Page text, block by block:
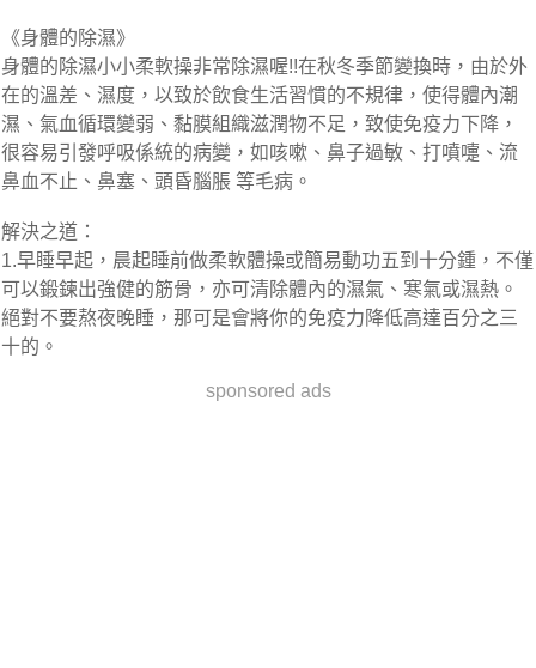
《身體的除濕》
身體的除濕小小柔軟操非常除濕喔!!在秋冬季節變換時，由於外
在的溫差、濕度，以致於飲食生活習慣的不規律，使得體內潮
濕、氣血循環變弱、黏膜組織滋潤物不足，致使免疫力下降，
很容易引發呼吸係統的病變，如咳嗽、鼻子過敏、打噴嚏、流
鼻血不止、鼻塞、頭昏腦脹 等毛病。
解決之道：
1.早睡早起，晨起睡前做柔軟體操或簡易動功五到十分鍾，不僅
可以鍛鍊出強健的筋骨，亦可清除體內的濕氣、寒氣或濕熱。
絕對不要熬夜晚睡，那可是會將你的免疫力降低高達百分之三
十的。
sponsored ads